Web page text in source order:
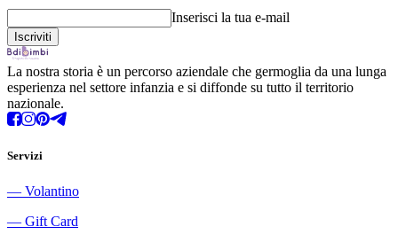
Inserisci la tua e-mail
La nostra storia è un percorso aziendale che germoglia da una lunga
esperienza nel settore infanzia e si diffonde su tutto il territorio
nazionale.
Servizi
― Volantino
― Gift Card